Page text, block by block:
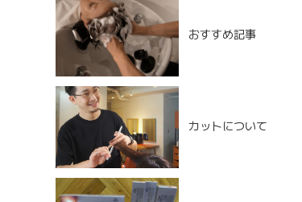
おすすめ記事
カットについて